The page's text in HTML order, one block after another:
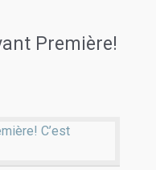
Première!